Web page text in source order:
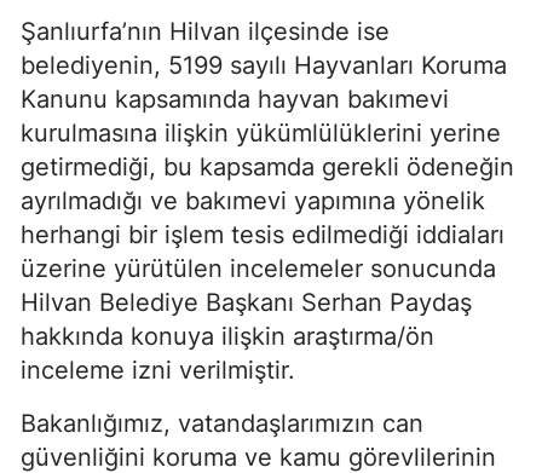
Şanlıurfa’nın Hilvan ilçesinde ise
belediyenin, 5199 sayılı Hayvanları Koruma
Kanunu kapsamında hayvan bakımevi
kurulmasına ilişkin yükümlülüklerini yerine
getirmediği, bu kapsamda gerekli ödeneğin
ayrılmadığı ve bakımevi yapımına yönelik
herhangi bir işlem tesis edilmediği iddiaları
üzerine yürütülen incelemeler sonucunda
Hilvan Belediye Başkanı Serhan Paydaş
hakkında konuya ilişkin araştırma/ön
inceleme izni verilmiştir.
Bakanlığımız, vatandaşlarımızın can
güvenliğini koruma ve kamu görevlilerinin